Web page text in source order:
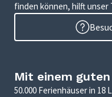
finden können, hilft unser
Mit einem
50.000 Ferienhäuser in